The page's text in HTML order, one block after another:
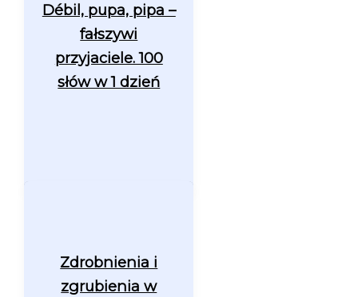
Débil, pupa, pipa –
fałszywi
przyjaciele. 100
słów w 1 dzień
Zdrobnienia i
zgrubienia w